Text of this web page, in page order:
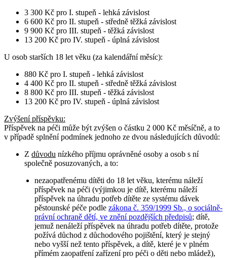
3 300 Kč pro I. stupeň - lehká závislost
6 600 Kč pro II. stupeň - středně těžká závislost
9 900 Kč pro III. stupeň - těžká závislost
13 200 Kč pro IV. stupeň - úplná závislost
U osob starších 18 let věku (za kalendářní měsíc):
880 Kč pro I. stupeň - lehká závislost
4 400 Kč pro II. stupeň - středně těžká závislost
8 800 Kč pro III. stupeň - těžká závislost
13 200 Kč pro IV. stupeň - úplná závislost
Zvýšení příspěvku:
Příspěvek na péči může být zvýšen o částku 2 000 Kč měsíčně, a to
v případě splnění podmínek jednoho ze dvou následujících důvodů:
Z důvodu nízkého příjmu oprávněné osoby a osob s ní
společně posuzovaných, a to:
nezaopatřenému dítěti do 18 let věku, kterému náleží
příspěvek na péči (výjimkou je dítě, kterému náleží
příspěvek na úhradu potřeb dítěte ze systému dávek
pěstounské péče podlezákona č. 359/1999 Sb., o sociálně-
právní ochraně dětí, ve znění pozdějších předpisů; dítě,
jemuž nenáleží příspěvek na úhradu potřeb dítěte, protože
požívá důchod z důchodového pojištění, který je stejný
nebo vyšší než tento příspěvek, a dítě, které je v plném
přímém zaopatření zařízení pro péči o děti nebo mládež),